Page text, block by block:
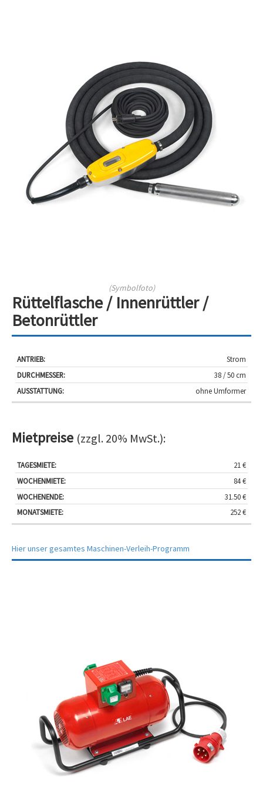
(Symbolfoto)
Rüttelflasche / Innenrüttler /
Betonrüttler
Antrieb:
Strom
38 / 50 cm
ohne Umformer
Mietpreise (zzgl. 20% MwSt.):
Tagesmiete:
21 €
84 €
31.50 €
252 €
Hier unser gesamtes Maschinen-Verleih-Programm